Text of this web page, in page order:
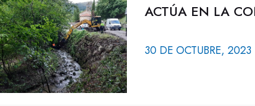
ACTÚA EN LA
30 DE OCTUBRE, 2023